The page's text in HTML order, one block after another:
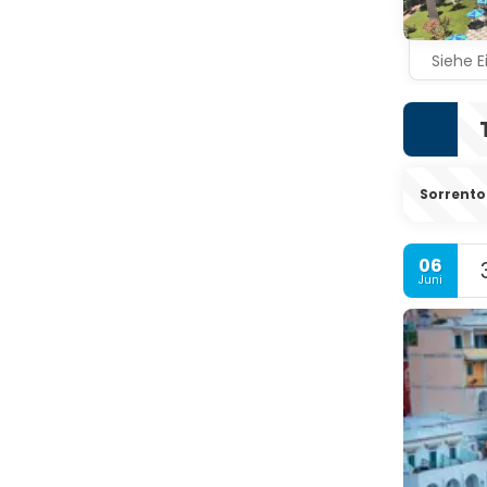
Siehe
Sorrento
06
Juni